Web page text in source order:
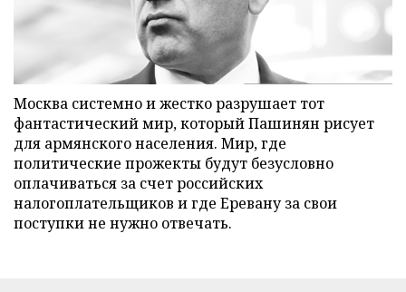
Москва системно и жестко разрушает тот
фантастический мир, который Пашинян рисует
для армянского населения. Мир, где
политические прожекты будут безусловно
оплачиваться за счет российских
налогоплательщиков и где Еревану за свои
поступки не нужно отвечать.